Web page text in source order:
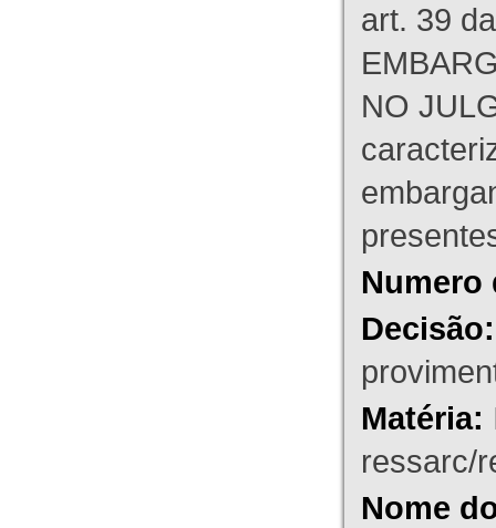
art. 39
NO
Numero
Decisão:
Matéria:
ressarc/
Nome